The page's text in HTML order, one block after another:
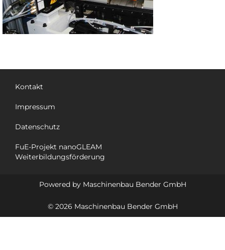
Kontakt
Impressum
Datenschutz
FuE-Projekt nanoGLEAM
Weiterbildungsförderung
Powered by Maschinenbau Bender GmbH
© 2026 Maschinenbau Bender GmbH